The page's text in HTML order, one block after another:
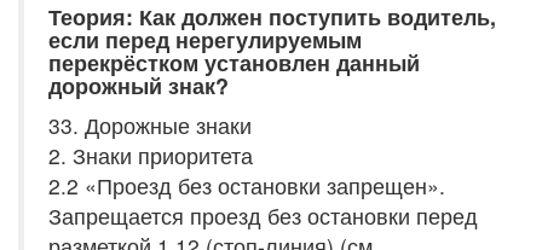
Теория: Как должен поступить водитель,
если перед нерегулируемым
перекрёстком установлен данный
дорожный знак?
33. Дорожные знаки
2. Знаки приоритета
2.2 «Проезд без остановки запрещен».
Запрещается проезд без остановки перед